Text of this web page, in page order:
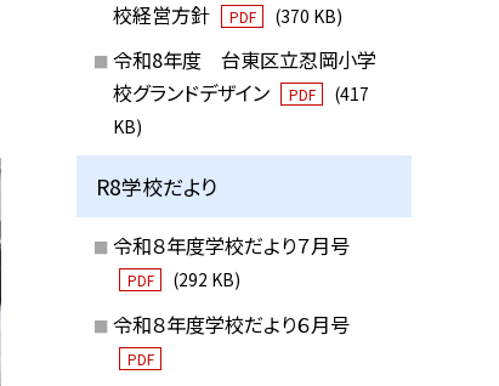
校経営方針
PDF (370 KB)
令和8年度 台東区立忍岡小学
校グランドデザイン
PDF
(417
KB)
R8学校だより
令和８年度学校だより７月号
PDF (292 KB)
令和８年度学校だより６月号
PDF